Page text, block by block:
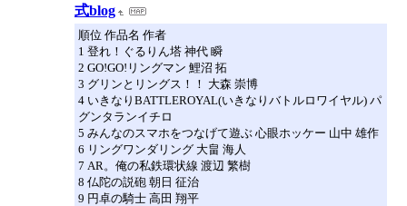
式blog
順位 作品名 作者
1 登れ！ぐるりん塔 神代 瞬
2 GO!GO!リングマン 鯉沼 拓
3 グリンとリングス！！ 大森 崇博
4 いきなりBATTLEROYAL(いきなりバトルロワイヤル) パ
グンタランイチロ
5 みんなのスマホをつなげて遊ぶ 心眼ホッケー 山中 雄作
6 リングワンダリング 大畠 海人
7 AR。俺の私鉄環状線 渡辺 繁樹
8 仏陀の説砲 朝日 征治
9 円卓の騎士 高田 翔平